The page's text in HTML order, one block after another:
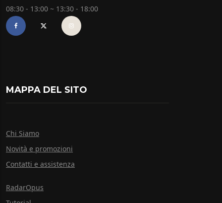
08:30 - 13:00 ~ 13:30 - 18:00
MAPPA DEL SITO
Chi Siamo
Novità e promozioni
Contatti e assistenza
RadarOpus